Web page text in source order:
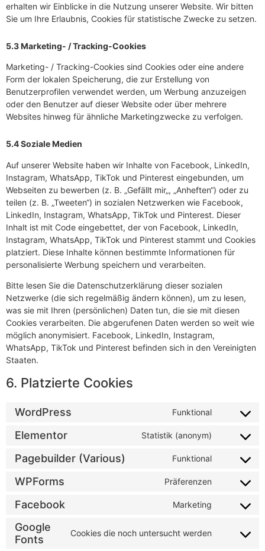
erhalten wir Einblicke in die Nutzung unserer Website. Wir bitten
Sie um Ihre Erlaubnis, Cookies für statistische Zwecke zu setzen.
5.3 Marketing- / Tracking-Cookies
Marketing- / Tracking-Cookies sind Cookies oder eine andere
Form der lokalen Speicherung, die zur Erstellung von
Benutzerprofilen verwendet werden, um Werbung anzuzeigen
oder den Benutzer auf dieser Website oder über mehrere
Websites hinweg für ähnliche Marketingzwecke zu verfolgen.
5.4 Soziale Medien
Auf unserer Website haben wir Inhalte von Facebook, LinkedIn,
Instagram, WhatsApp, TikTok und Pinterest eingebunden, um
Webseiten zu bewerben (z. B. „Gefällt mir„, „Anheften“) oder zu
teilen (z. B. „Tweeten“) in sozialen Netzwerken wie Facebook,
LinkedIn, Instagram, WhatsApp, TikTok und Pinterest. Dieser
Inhalt ist mit Code eingebettet, der von Facebook, LinkedIn,
Instagram, WhatsApp, TikTok und Pinterest stammt und Cookies
platziert. Diese Inhalte können bestimmte Informationen für
personalisierte Werbung speichern und verarbeiten.
Bitte lesen Sie die Datenschutzerklärung dieser sozialen
Netzwerke (die sich regelmäßig ändern können), um zu lesen,
was sie mit Ihren (persönlichen) Daten tun, die sie mit diesen
Cookies verarbeiten. Die abgerufenen Daten werden so weit wie
möglich anonymisiert. Facebook, LinkedIn, Instagram,
WhatsApp, TikTok und Pinterest befinden sich in den Vereinigten
Staaten.
6. Platzierte Cookies
WordPress Funktional
Elementor Statistik (anonym)
Pagebuilder (Various) Funktional
WPForms Präferenzen
Facebook Marketing
Google
Fonts
Cookies die noch untersucht werden